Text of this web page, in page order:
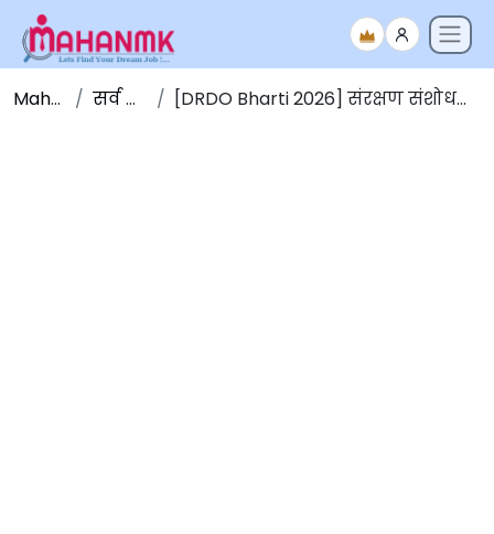
Maha NMK सर्व जाहिराती [DRDO Bharti 2026] संरक्षण संशोधन व विकास संघटना भरती 2026